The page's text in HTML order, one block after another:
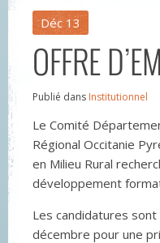
Déc 13
OFFRE
Publié dans Institutionnel
Le Comité
Régional Occitanie
en Milieu Rural
développement
Les candidatures
décembre pour une